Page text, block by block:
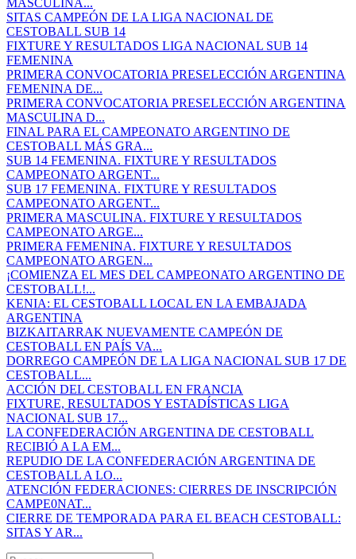
SITAS CAMPEÓN DE LA LIGA NACIONAL DE
CESTOBALL SUB 14
FIXTURE Y RESULTADOS LIGA NACIONAL SUB 14
FEMENINA
PRIMERA CONVOCATORIA PRESELECCIÓN ARGENTINA
FEMENINA DE...
PRIMERA CONVOCATORIA PRESELECCIÓN ARGENTINA
MASCULINA D...
FINAL PARA EL CAMPEONATO ARGENTINO DE
CESTOBALL MÁS GRA...
SUB 14 FEMENINA. FIXTURE Y RESULTADOS
CAMPEONATO ARGENT...
SUB 17 FEMENINA. FIXTURE Y RESULTADOS
CAMPEONATO ARGENT...
PRIMERA MASCULINA. FIXTURE Y RESULTADOS
CAMPEONATO ARGE...
PRIMERA FEMENINA. FIXTURE Y RESULTADOS
CAMPEONATO ARGEN...
¡COMIENZA EL MES DEL CAMPEONATO ARGENTINO DE
CESTOBALL!...
KENIA: EL CESTOBALL LOCAL EN LA EMBAJADA
ARGENTINA
BIZKAITARRAK NUEVAMENTE CAMPEÓN DE
CESTOBALL EN PAÍS VA...
DORREGO CAMPEÓN DE LA LIGA NACIONAL SUB 17 DE
CESTOBALL...
ACCIÓN DEL CESTOBALL EN FRANCIA
FIXTURE, RESULTADOS Y ESTADÍSTICAS LIGA
NACIONAL SUB 17...
LA CONFEDERACIÓN ARGENTINA DE CESTOBALL
RECIBIÓ A LA EM...
REPUDIO DE LA CONFEDERACIÓN ARGENTINA DE
CESTOBALL A LO...
ATENCIÓN FEDERACIONES: CIERRES DE INSCRIPCIÓN
CAMPE0NAT...
CIERRE DE TEMPORADA PARA EL BEACH CESTOBALL:
SITAS Y AR...